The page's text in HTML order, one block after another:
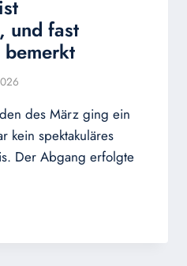
und fast
bemerkt
des März ging ein
kein spektakuläres
Der Abgang erfolgte